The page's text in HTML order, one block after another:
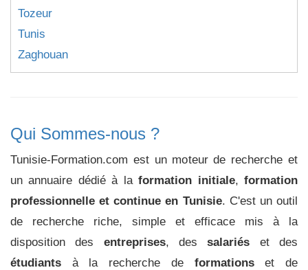
Tozeur
Tunis
Zaghouan
Qui Sommes-nous ?
Tunisie-Formation.com est un moteur de recherche et
un annuaire dédié à laformation initiale,formation
professionnelle et continue en Tunisie. C'est un outil
de recherche riche, simple et efficace mis à la
disposition des entreprises, dessalariés et des
étudiants à la recherche de formationset de